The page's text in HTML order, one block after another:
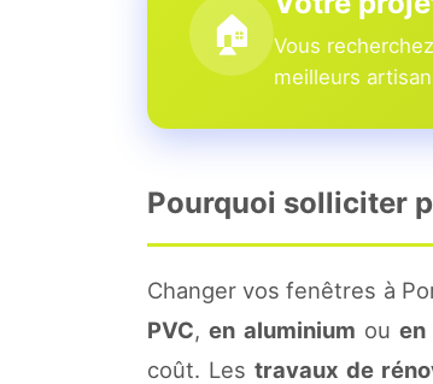
🏠
Vous
meilleurs
Pourquoi solliciter
Changer vos fenêtres à
PVC,en aluminium ouen
coût. Les travaux de